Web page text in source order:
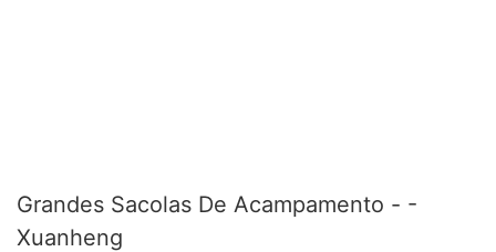
Grandes Sacolas De Acampamento - -
Xuanheng